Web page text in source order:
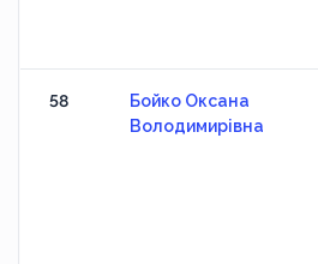
58
Бойко Оксана
Володимирівна